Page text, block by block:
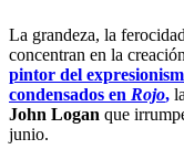
La grandeza, la
concentran en la
pintor del
condensados en Rojo,
John Logan que
junio.